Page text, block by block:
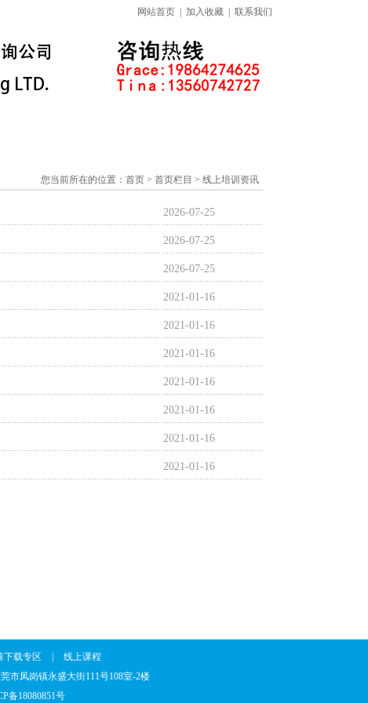
网站首页 加入收藏 联系我们
您当前所在的位置： 首页> 首页栏目 > 线上培训资讯
2026-07-25
2026-07-25
2026-07-25
2021-01-16
2021-01-16
2021-01-16
2021-01-16
2021-01-16
2021-01-16
2021-01-16
下载专区
线上课程
市凤岗镇永盛大街111号108室-2楼
备18080851号